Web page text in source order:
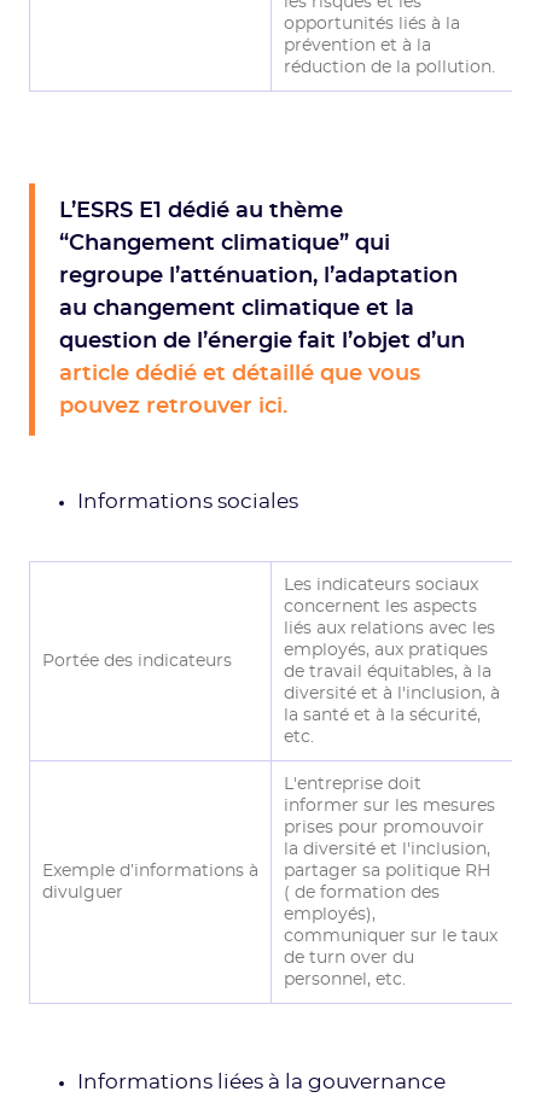
opportunités liés à la
prévention et à la
réduction de la pollution.
L’ESRS E1 dédié au thème
“Changement climatique” qui
regroupe l’atténuation, l’adaptation
au changement climatique et la
question de l’énergie fait l’objet d’un
article dédié et détaillé que vous
pouvez retrouver ici.
Informations sociales
Portée des indicateurs
Les indicateurs sociaux
concernent les aspects
liés aux relations avec les
employés, aux pratiques
de travail équitables, à la
diversité et à l'inclusion, à
la santé et à la sécurité,
etc.
Exemple d’informations à
divulguer
L'entreprise doit
informer sur les mesures
prises pour promouvoir
la diversité et l'inclusion,
partager sa politique RH
( de formation des
employés),
communiquer sur le taux
de turn over du
personnel, etc.
Informations liées à la gouvernance